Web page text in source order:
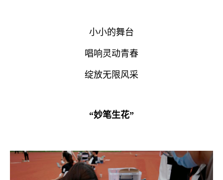
小小的舞台
唱响灵动青春
绽放无限风采
“妙笔生花”